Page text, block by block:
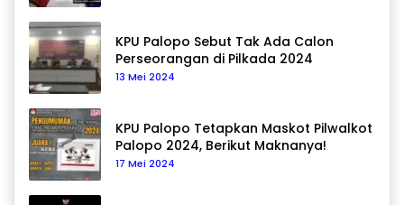
KPU Palopo Sebut Tak Ada Calon
Perseorangan di Pilkada 2024
13 Mei 2024
KPU Palopo Tetapkan Maskot Pilwalkot
Palopo 2024, Berikut Maknanya!
17 Mei 2024